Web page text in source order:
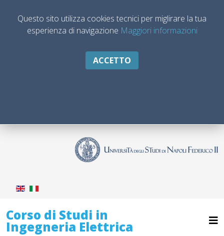
Corso di Studi in
Ingegneria Elettrica
Questo sito utilizza cookies tecnici per miglirare la tua
esperienza di navigazione Maggiori informazioni
ACCETTO